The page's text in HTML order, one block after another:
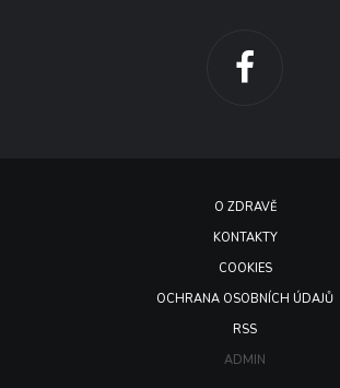
O ZDRAVĚ
KONTAKTY
COOKIES
OCHRANA OSOBNÍCH ÚDAJŮ
RSS
ADMIN